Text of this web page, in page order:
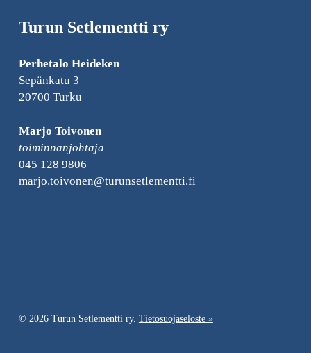
Turun Setlementti ry
Perhetalo Heideken
Sepänkatu 3
20700 Turku
Marjo Toivonen
toiminnanjohtaja
045 128 9806
marjo.toivonen­@turunsetlementti.fi
© 2026 Turun Setlementti ry. Tietosuojaseloste »